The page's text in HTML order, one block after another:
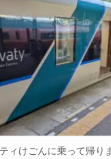
ィけごんに乗って帰り